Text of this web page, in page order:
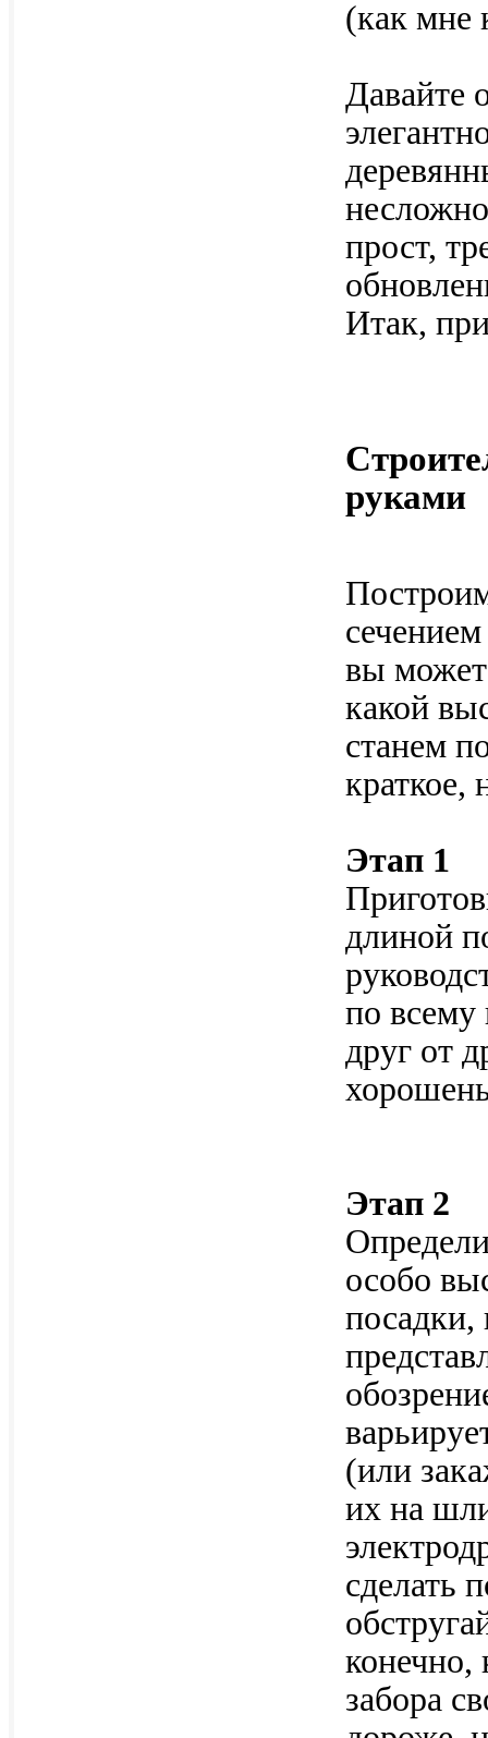
(как мне
Давайте
прост,
Итак,
руками
вы
какой
станем
краткое,
Этап 1
длиной
по всему
друг от
Этап 2
особо
(или
их на
сделать
конечно,
забора